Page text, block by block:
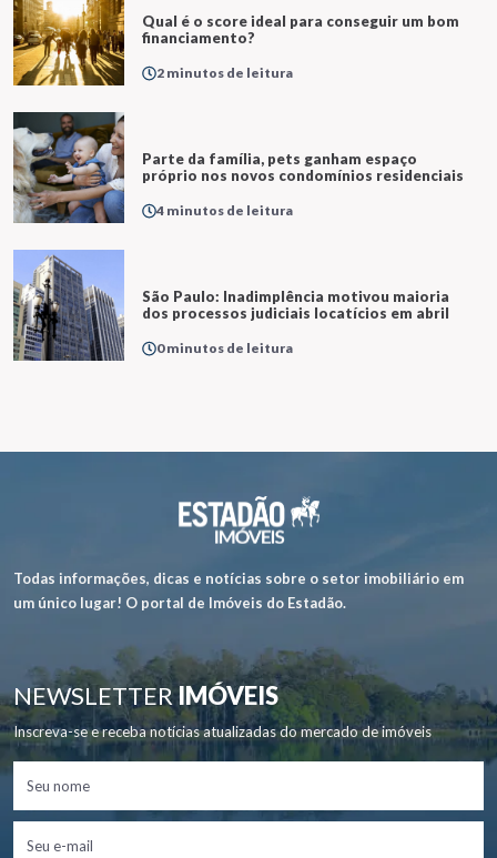
Qual é o score ideal para conseguir um bom
financiamento?
2 minutos de leitura
Parte da família, pets ganham espaço
próprio nos novos condomínios residenciais
4 minutos de leitura
São Paulo: Inadimplência motivou maioria
dos processos judiciais locatícios em abril
0 minutos de leitura
Todas informações, dicas e notícias sobre o setor imobiliário em
um único lugar! O portal de Imóveis do Estadão.
NEWSLETTERIMÓVEIS
Inscreva-se e receba notícias atualizadas do mercado de imóveis